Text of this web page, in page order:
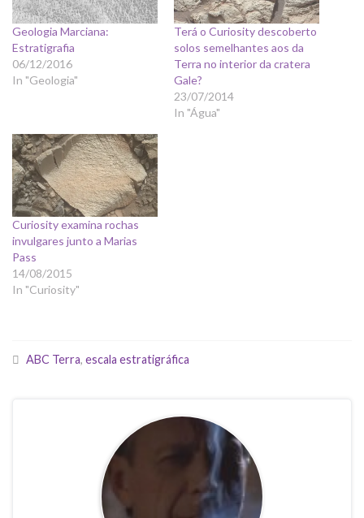
Geologia Marciana:
Estratigrafia
06/12/2016
In "Geologia"
Terá o Curiosity descoberto
solos semelhantes aos da
Terra no interior da cratera
Gale?
23/07/2014
In "Água"
Curiosity examina rochas
invulgares junto a Marias
Pass
14/08/2015
In "Curiosity"
ABC Terra, escala estratigráfica